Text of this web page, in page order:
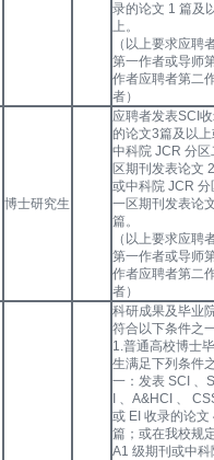
录的论文 1 篇及
上。
（以上要求应聘
第一作者或导师
作者应聘者第二
者）
博士研究生
应聘者发表SCI
的论文3篇及以
中科院 JCR 分区
区期刊发表论文
或中科院 JCR 分
一区期刊发表论
篇。
（以上要求应聘
第一作者或导师
作者应聘者第二
者）
科研成果及毕业
符合以下条件之
1.普通高校博士
生满足下列条件
一：发表 SCI 、
I 、A&HCI 、
或 EI 收录的论文
篇；或在我校规
A1 级期刊或中科